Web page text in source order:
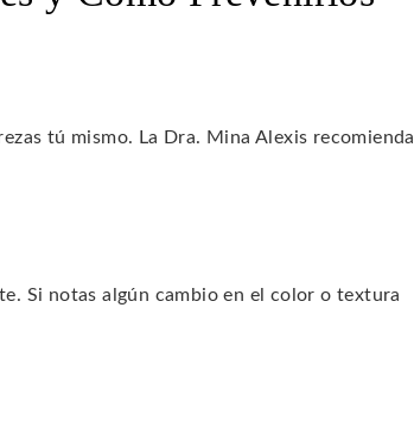
tú mismo. La Dra. Mina Alexis recomienda
Si notas algún cambio en el color o textura